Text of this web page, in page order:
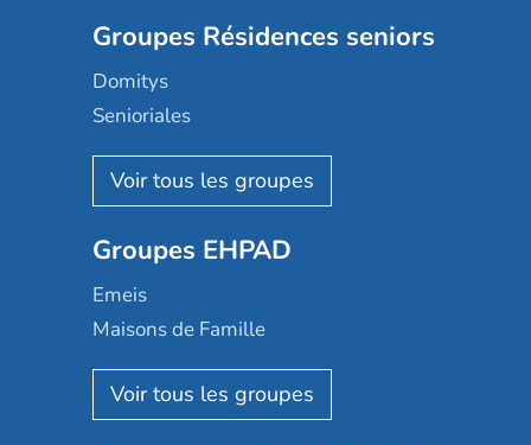
Groupes Résidences seniors
Domitys
Senioriales
Nohée
Les Résidentiels
Mobicap
Domusvi
Happy Senior
Aquarelia
Nexity edenea
Groupes EHPAD
Emeis
Maisons de Famille
Korian
Emera